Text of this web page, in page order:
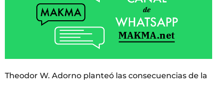
Theodor W. Adorno planteó las consecuencias de la